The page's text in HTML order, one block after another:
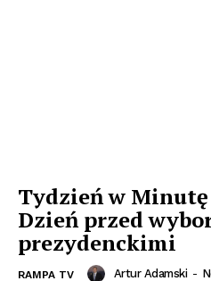
Tydzień w Minutę
Dzień przed
prezydenckimi
RAMPA TV Artur Adamski -